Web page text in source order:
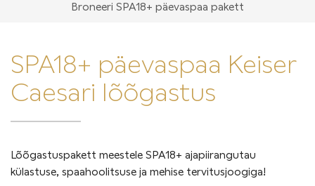
Broneeri SPA18+ päevaspaa pakett
SPA18+ päevaspaa Keiser
Caesari lõõgastus
Lõõgastuspakett meestele SPA18+ ajapiirangutau
külastuse, spaahoolitsuse ja mehise tervitusjoogiga!